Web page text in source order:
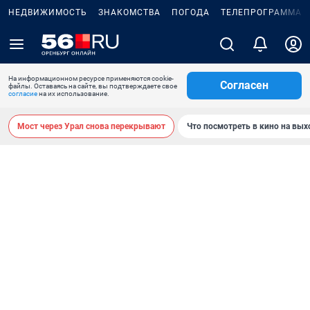
НЕДВИЖИМОСТЬ ЗНАКОМСТВА ПОГОДА ТЕЛЕПРОГРАММА
На информационном ресурсе применяются cookie-
файлы. Оставаясь на сайте, вы подтверждаете свое
согласиена их использование.
Согласен
Мост через Урал снова перекрывают Что посмотреть в кино на